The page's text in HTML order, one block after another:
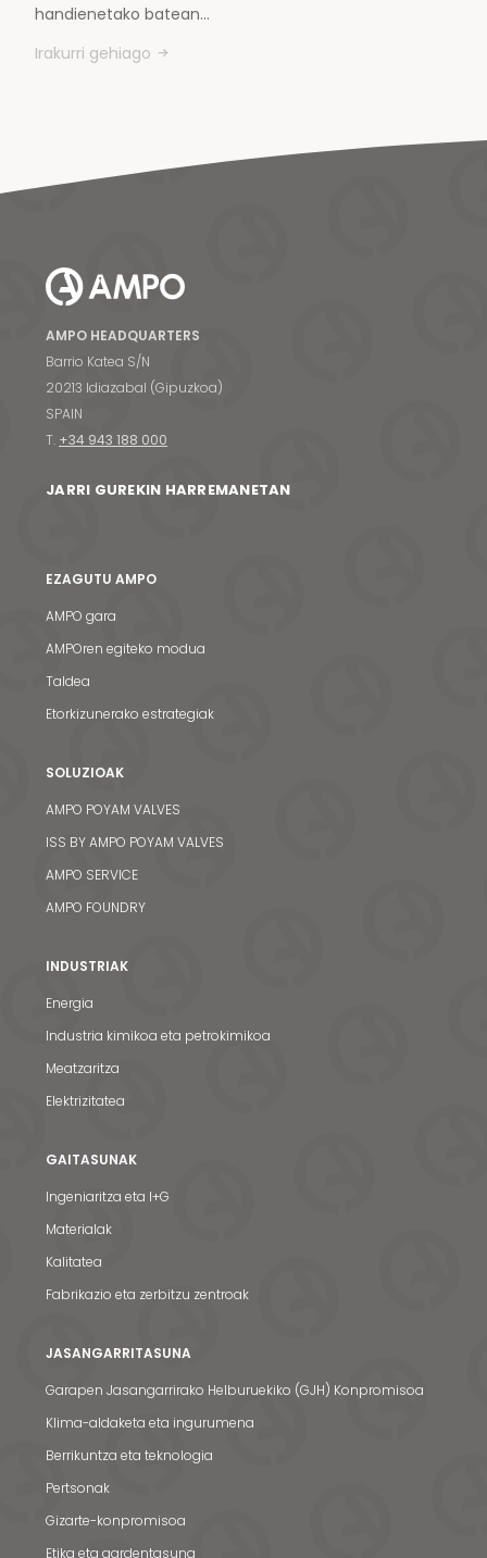
handienetako batean…
Irakurri gehiago
AMPO HEADQUARTERS
Barrio Katea S/N
20213 Idiazabal (Gipuzkoa)
SPAIN
T. +34 943 188 000
JARRI GUREKIN HARREMANETAN
EZAGUTU AMPO
AMPO gara
AMPOren egiteko modua
Taldea
Etorkizunerako estrategiak
SOLUZIOAK
AMPO POYAM VALVES
ISS BY AMPO POYAM VALVES
AMPO SERVICE
AMPO FOUNDRY
INDUSTRIAK
Energia
Industria kimikoa eta petrokimikoa
Meatzaritza
Elektrizitatea
GAITASUNAK
Ingeniaritza eta I+G
Materialak
Kalitatea
Fabrikazio eta zerbitzu zentroak
JASANGARRITASUNA
Garapen Jasangarrirako Helburuekiko (GJH) Konpromisoa
Klima-aldaketa eta ingurumena
Berrikuntza eta teknologia
Pertsonak
Gizarte-konpromisoa
Etika eta gardentasuna